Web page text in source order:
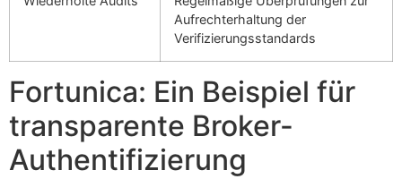
Aufrechterhaltung der
Verifizierungsstandards
Fortunica: Ein Beispiel für
transparente Broker-
Authentifizierung